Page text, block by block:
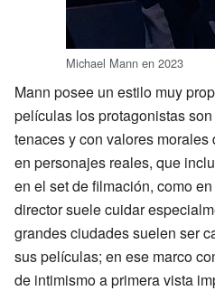
Michael Mann en 2023
Mann posee un estilo muy
películas los protagonistas
tenaces y con valores
en personajes reales, que
en el set de filmación, como
director suele cuidar
grandes ciudades suelen ser
sus películas; en ese marco
de intimismo a primera vista